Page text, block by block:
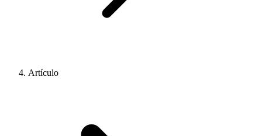
Artículo